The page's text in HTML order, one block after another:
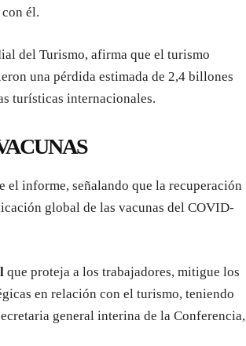
él.
del Turismo, afirma que el turismo
una pérdida estimada de 2,4 billones
turísticas internacionales.
el informe, señalando que la recuperación
global de las vacunas del COVID-
que proteja a los trabajadores, mitigue los
en relación con el turismo, teniendo
general interina de la Conferencia,